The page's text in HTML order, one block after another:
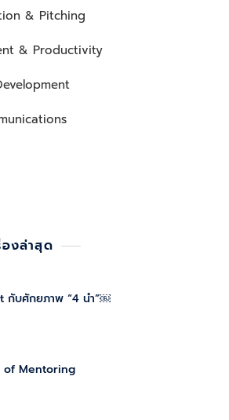
& Pitching
& Productivity
องล่าสุด
กับศักยภาพ “4 นำ”￼
of Mentoring